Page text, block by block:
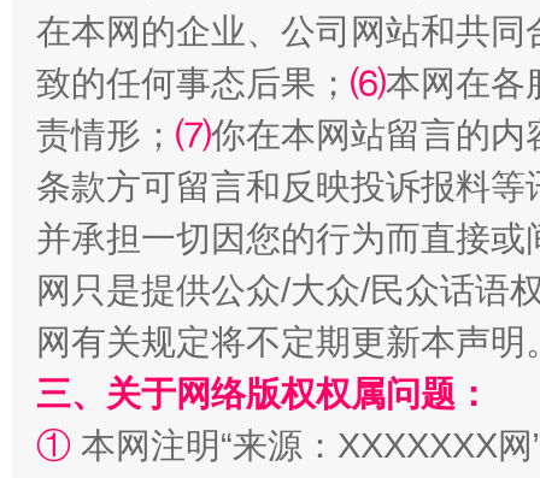
漫山遍野的桃花与雪山、麦地、白藏房 除
在本网的企业、公司网站和共
致的任何事态后果； ⑹本网在各
责情形； ⑺你在本网站留言的内
条款方可留言和反映投诉报料
并承担一切因您的行为而直接
网只是提供公众/大众/民众话语
网有关规定将不定期更新本声明
三、关于网络版权权属问题：
① 本网注明“来源：XXXXXXX